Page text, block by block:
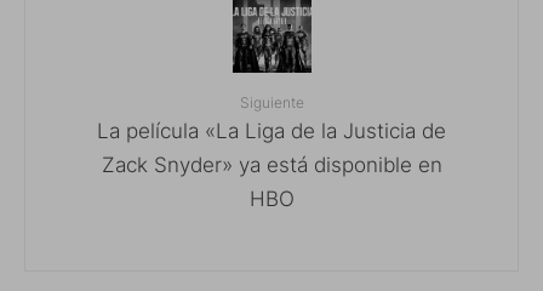
Siguiente
La película «La Liga de la Justicia de
Zack Snyder» ya está disponible en
HBO